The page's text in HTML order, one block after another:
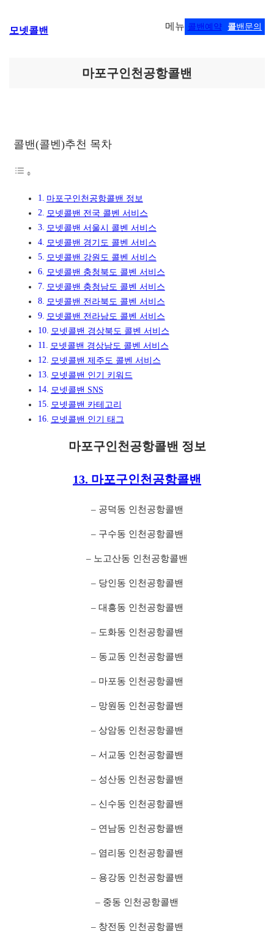
텐
모넷콜밴 메뉴 콜밴예약 콜밴문의
마포구인천공항콜밴
콜밴(콜벤)추천 목차
마포구인천공항콜밴 정보
모넷콜밴 전국 콜벤 서비스
모넷콜밴 서울시 콜벤 서비스
모넷콜밴 경기도 콜벤 서비스
모넷콜밴 강원도 콜벤 서비스
모넷콜밴 충청북도 콜벤 서비스
모넷콜밴 충청남도 콜벤 서비스
모넷콜밴 전라북도 콜벤 서비스
모넷콜밴 전라남도 콜벤 서비스
모넷콜밴 경상북도 콜벤 서비스
모넷콜밴 경상남도 콜벤 서비스
모넷콜밴 제주도 콜벤 서비스
모넷콜밴 인기 키워드
모넷콜밴 SNS
모넷콜밴 카테고리
모넷콜밴 인기 태그
마포구인천공항콜밴 정보
13. 마포구인천공항콜밴
– 공덕동 인천공항콜밴
– 구수동 인천공항콜밴
– 노고산동 인천공항콜밴
– 당인동 인천공항콜밴
– 대흥동 인천공항콜밴
– 도화동 인천공항콜밴
– 동교동 인천공항콜밴
– 마포동 인천공항콜밴
– 망원동 인천공항콜밴
– 상암동 인천공항콜밴
– 서교동 인천공항콜밴
– 성산동 인천공항콜밴
– 신수동 인천공항콜밴
– 연남동 인천공항콜밴
– 염리동 인천공항콜밴
– 용강동 인천공항콜밴
– 중동 인천공항콜밴
– 창전동 인천공항콜밴